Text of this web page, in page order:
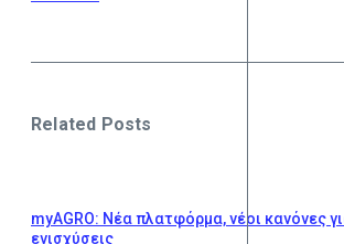
Related Posts
myAGRO: Νέα πλατφόρμα, νέοι κανόνες
ενισχύσεις